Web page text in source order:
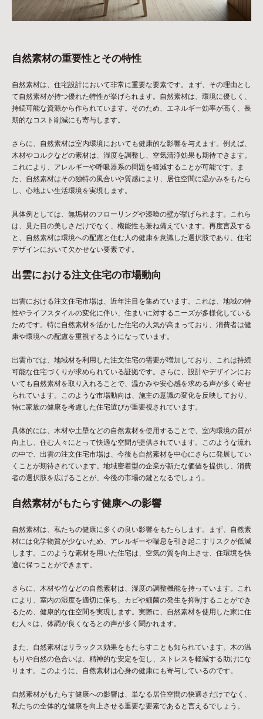
自然素材の重要性とその特性
自然素材は、住宅設計において非常に重要な要素です。まず、その理由とし
て自然素材が持つ優れた特性が挙げられます。自然素材は、環境に優しく、
持続可能な資源から作られています。そのため、エネルギー効率が高く、長
期的なコスト削減にも寄与します。
さらに、自然素材は室内環境においても健康的な影響を与えます。例えば、
木材やコルクなどの素材は、湿度を調整し、空気清浄効果も期待できます。
これにより、アレルギーや呼吸器系の問題を軽減することが可能です。ま
た、自然素材はその独特の風合いや質感により、居住空間に温かみをもたら
し、心地よい生活環境を実現します。
具体例としては、無垢材のフローリングや漆喰の壁が挙げられます。これら
は、見た目の美しさだけでなく、機能性も兼ね備えています。再度言及する
と、自然素材は環境への配慮と住む人の健康を意識した選択肢であり、住宅
デザインにおいて欠かせない要素です。
出雲における注文住宅の市場動向
出雲における注文住宅市場は、近年注目を集めています。これは、地域の特
性やライフスタイルの変化に伴い、住まいに対するニーズが多様化している
ためです。特に自然素材を活かした住宅の人気が高まっており、消費者は健
康や環境への配慮を重視するようになっています。
出雲市では、地域材を利用した注文住宅の需要が増加しており、これは持続
可能な住宅づくりが求められている証拠です。さらに、設計やデザインにお
いても自然素材を取り入れることで、温かみや安心感を求める声が多く寄せ
られています。このような市場動向は、施主の意識の変化を反映しており、
特に家族の健康を考慮した住宅選びが重要視されています。
具体的には、木材や土壁などの自然素材を使用することで、室内環境の質が
向上し、住む人々にとって快適な空間が提供されています。このような流れ
の中で、出雲の注文住宅市場は、今後も自然素材を中心にさらに発展してい
くことが期待されています。地域密着型の企業が新たな価値を提供し、消費
者の選択肢を広げることが、今後の市場の鍵となるでしょう。
自然素材がもたらす健康への影響
自然素材は、私たちの健康に多くの良い影響をもたらします。まず、自然素
材には化学物質が少ないため、アレルギーや喘息を引き起こすリスクが低減
します。このような素材を用いた住宅は、空気の質を向上させ、住環境を快
適に保つことができます。
さらに、木材や竹などの自然素材は、湿度の調整機能を持っています。これ
により、室内の湿度を適切に保ち、カビや細菌の発生を抑制することができ
るため、健康的な住空間を実現します。実際に、自然素材を使用した家に住
む人々は、体調が良くなるとの声が多く聞かれます。
また、自然素材はリラックス効果をもたらすことも知られています。木の温
もりや自然の色合いは、精神的な安定を促し、ストレスを軽減する助けにな
ります。このように、自然素材は心身の健康にも寄与しているのです。
自然素材がもたらす健康への影響は、単なる居住空間の快適さだけでなく、
私たちの全体的な健康を向上させる重要な要素であると言えるでしょう。